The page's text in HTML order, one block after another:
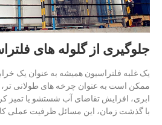
جلوگیری از گلوله های
یک غلبه فلتراسیون همیشه به عنوان یک
ممکن است به عنوان چرخه های طولانی
ابری، افزایش تقاضای آب شستشو یا تمیز
با گذشت زمان، این مسائل ظرفیت عملی